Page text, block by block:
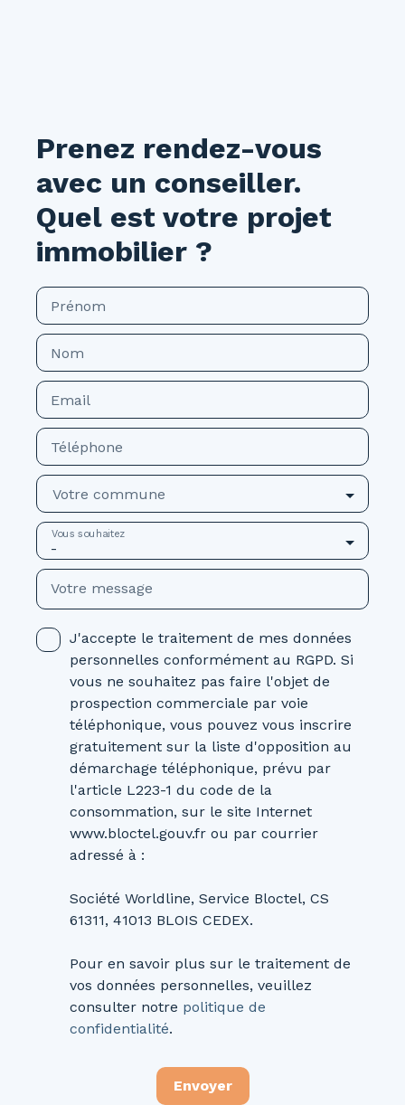
Prenez rendez-vous
avec un conseiller.
Quel est votre projet
immobilier ?
Prénom
Nom
Email
Téléphone
Votre commune
-
Vous souhaitez
Votre message
J'accepte le traitement de mes données
personnelles conformément au RGPD. Si
vous ne souhaitez pas faire l'objet de
prospection commerciale par voie
téléphonique, vous pouvez vous inscrire
gratuitement sur la liste d'opposition au
démarchage téléphonique, prévu par
l'article L223-1 du code de la
consommation, sur le site Internet
www.bloctel.gouv.fr ou par courrier
adressé à :
Société Worldline, Service Bloctel, CS
61311, 41013 BLOIS CEDEX.
Pour en savoir plus sur le traitement de
vos données personnelles, veuillez
consulter notre politique de
confidentialité.
Envoyer